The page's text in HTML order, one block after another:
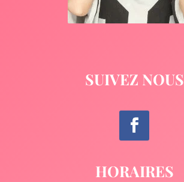
SUIVEZ NOUS
HORAIRES